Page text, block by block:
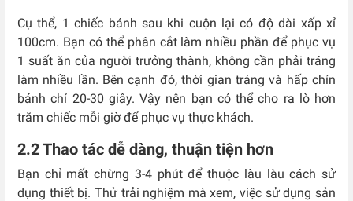
Cụ thể, 1 chiếc bánh sau khi cuộn lại có độ dài xấp xỉ
100cm. Bạn có thể phân cắt làm nhiều phần để phục vụ
1 suất ăn của người trưởng thành, không cần phải tráng
làm nhiều lần. Bên cạnh đó, thời gian tráng và hấp chín
bánh chỉ 20-30 giây. Vậy nên bạn có thể cho ra lò hơn
trăm chiếc mỗi giờ để phục vụ thực khách.
2.2 Thao tác dễ dàng, thuận tiện hơn
Bạn chỉ mất chừng 3-4 phút để thuộc làu làu cách sử
dụng thiết bị. Thử trải nghiệm mà xem, việc sử dụng sản